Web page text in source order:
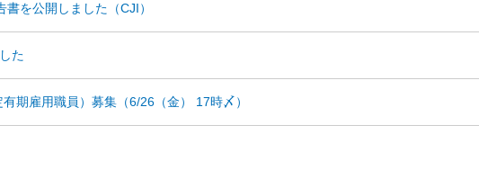
を公開しました（CJI）
た
期雇用職員）募集（6/26（金） 17時〆）